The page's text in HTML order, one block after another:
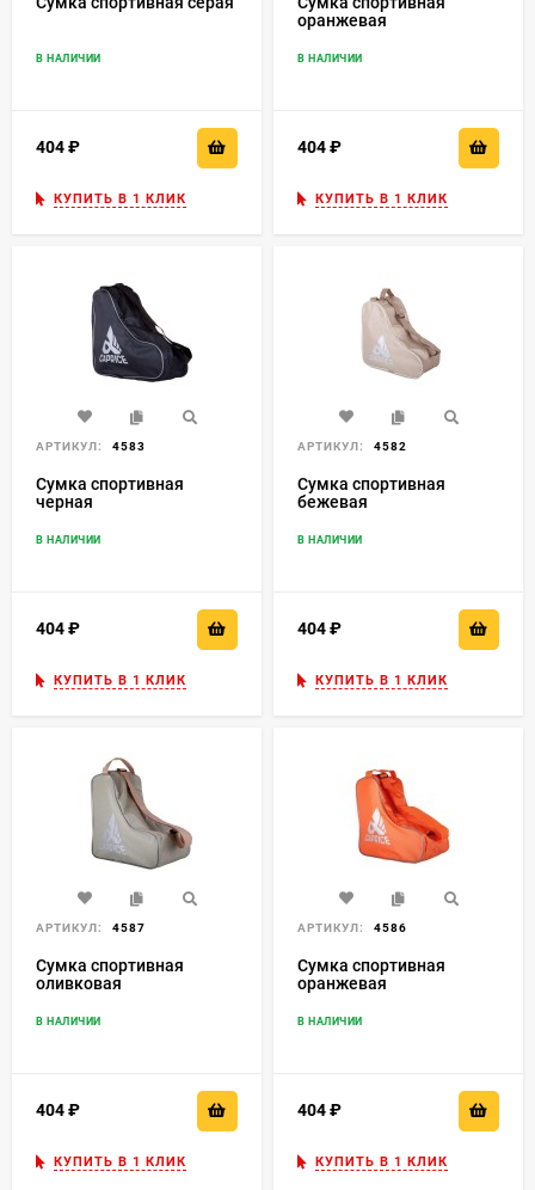
В НАЛИЧИИ
404
КУПИТЬ В 1 КЛИК
оранжевая
В НАЛИЧИИ
404
КУПИТЬ В 1 КЛИК
АРТИКУЛ: 4583
Сумка спортивная
черная
В НАЛИЧИИ
404
КУПИТЬ В 1 КЛИК
АРТИКУЛ: 4582
Сумка спортивная
бежевая
В НАЛИЧИИ
404
КУПИТЬ В 1 КЛИК
АРТИКУЛ: 4587
Сумка спортивная
оливковая
В НАЛИЧИИ
404
КУПИТЬ В 1 КЛИК
АРТИКУЛ: 4586
Сумка спортивная
оранжевая
В НАЛИЧИИ
404
КУПИТЬ В 1 КЛИК